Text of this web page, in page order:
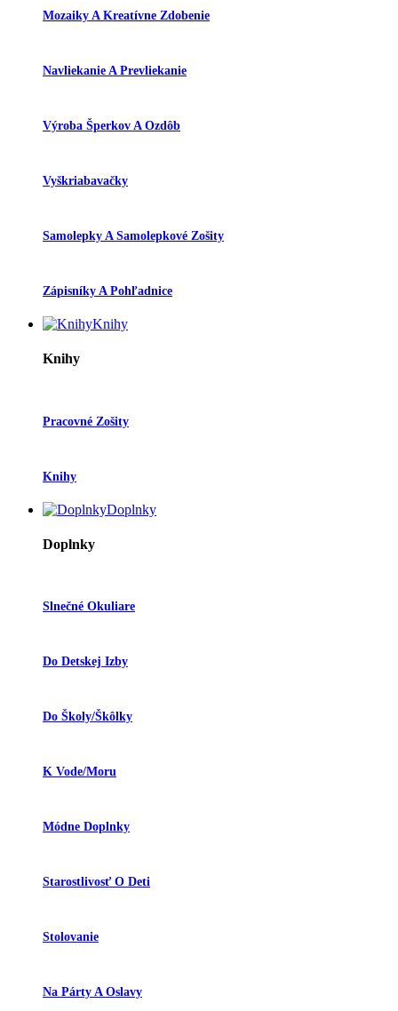
Mozaiky A Kreatívne Zdobenie
Navliekanie A Prevliekanie
Výroba Šperkov A Ozdôb
Vyškriabavačky
Samolepky A Samolepkové Zošity
Zápisníky A Pohľadnice
Knihy
Knihy
Pracovné Zošity
Knihy
Doplnky
Doplnky
Slnečné Okuliare
Do Detskej Izby
Do Školy/škôlky
K Vode/moru
Módne Doplnky
Starostlivosť O Deti
Stolovanie
Na Párty A Oslavy